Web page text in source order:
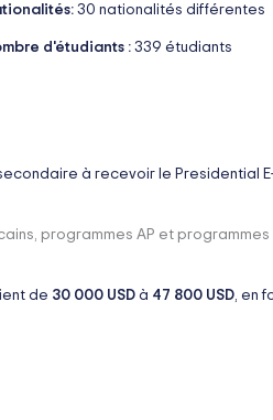
30 nationalités différentes
d'étudiants : 339 étudiants
à recevoir le Presidential
programmes AP et
de 30 000 USD à 47 800 USD , en